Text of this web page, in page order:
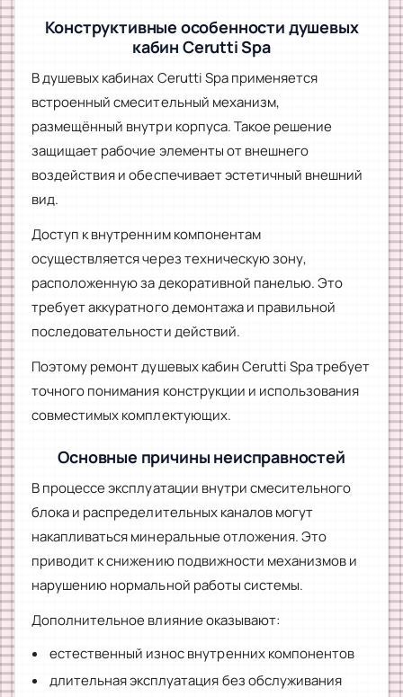
Конструктивные особенности душевых
кабин Cerutti Spa
В душевых кабинах Cerutti Spa применяется
встроенный смесительный механизм,
размещённый внутри корпуса. Такое решение
защищает рабочие элементы от внешнего
воздействия и обеспечивает эстетичный внешний
вид.
Доступ к внутренним компонентам
осуществляется через техническую зону,
расположенную за декоративной панелью. Это
требует аккуратного демонтажа и правильной
последовательности действий.
Поэтому ремонт душевых кабин Cerutti Spa требует
точного понимания конструкции и использования
совместимых комплектующих.
Основные причины неисправностей
В процессе эксплуатации внутри смесительного
блока и распределительных каналов могут
накапливаться минеральные отложения. Это
приводит к снижению подвижности механизмов и
нарушению нормальной работы системы.
Дополнительное влияние оказывают:
естественный износ внутренних компонентов
длительная эксплуатация без обслуживания